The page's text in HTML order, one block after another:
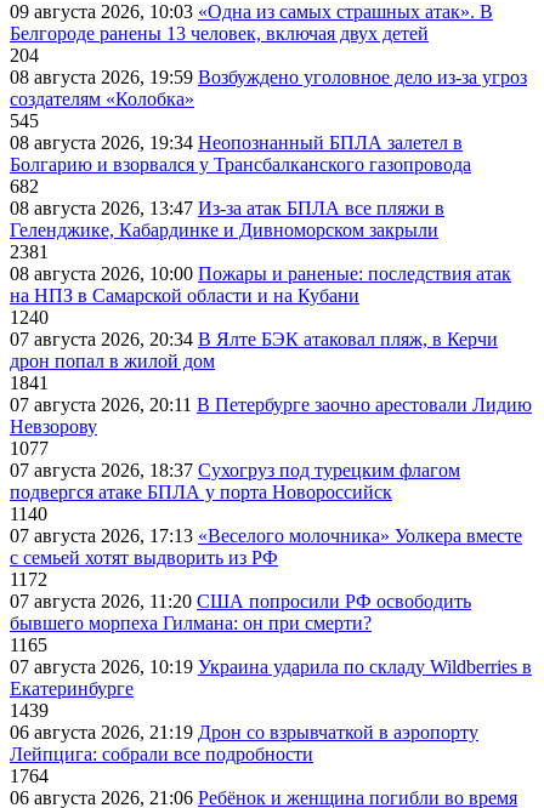
09 августа 2026, 10:03 «Одна из самых страшных атак». В
Белгороде ранены 13 человек, включая двух детей
204
08 августа 2026, 19:59 Возбуждено уголовное дело из-за угроз
создателям «Колобка»
545
08 августа 2026, 19:34 Неопознанный БПЛА залетел в
Болгарию и взорвался у Трансбалканского газопровода
682
08 августа 2026, 13:47 Из-за атак БПЛА все пляжи в
Геленджике, Кабардинке и Дивноморском закрыли
2381
08 августа 2026, 10:00 Пожары и раненые: последствия атак
на НПЗ в Самарской области и на Кубани
1240
07 августа 2026, 20:34 В Ялте БЭК атаковал пляж, в Керчи
дрон попал в жилой дом
1841
07 августа 2026, 20:11 В Петербурге заочно арестовали Лидию
Невзорову
1077
07 августа 2026, 18:37 Сухогруз под турецким флагом
подвергся атаке БПЛА у порта Новороссийск
1140
07 августа 2026, 17:13 «Веселого молочника» Уолкера вместе
с семьей хотят выдворить из РФ
1172
07 августа 2026, 11:20 США попросили РФ освободить
бывшего морпеха Гилмана: он при смерти?
1165
07 августа 2026, 10:19 Украина ударила по складу Wildberries в
Екатеринбурге
1439
06 августа 2026, 21:19 Дрон со взрывчаткой в аэропорту
Лейпцига: собрали все подробности
1764
06 августа 2026, 21:06 Ребёнок и женщина погибли во время